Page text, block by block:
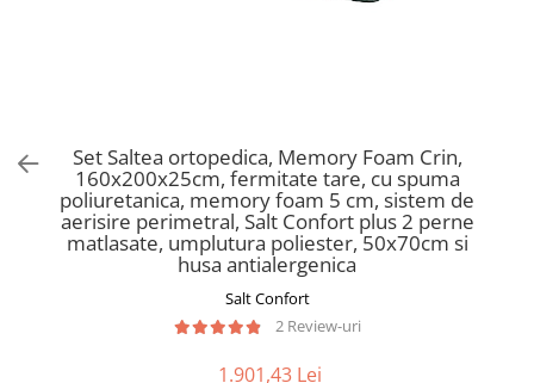
Saltele Memory Pocket
Saltele cu plasa arcuri
Saltele cu spuma
Saltele cu spuma poliuretanica
Scaune pentru living
Seturi comode living si vitrine
Mobila living
Scaune birou copii
Scaune resigilate
Scaune gradinita
Scaune conferinta
Set Saltea ortopedica, Memory Foam Crin,
160x200x25cm, fermitate tare, cu spuma
poliuretanica, memory foam 5 cm, sistem de
aerisire perimetral, Salt Confort plus 2 perne
matlasate, umplutura poliester, 50x70cm si
husa antialergenica
Salt Confort
2 Review-uri
1.901,43 Lei